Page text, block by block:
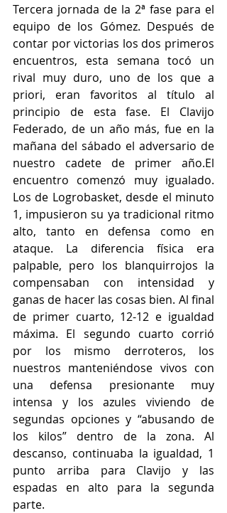
Tercera jornada de la 2ª fase para el
equipo de los Gómez. Después de
contar por victorias los dos primeros
encuentros, esta semana tocó un
rival muy duro, uno de los que a
priori, eran favoritos al título al
principio de esta fase. El Clavijo
Federado, de un año más, fue en la
mañana del sábado el adversario de
nuestro cadete de primer año.El
encuentro comenzó muy igualado.
Los de Logrobasket, desde el minuto
1, impusieron su ya tradicional ritmo
alto, tanto en defensa como en
ataque. La diferencia física era
palpable, pero los blanquirrojos la
compensaban con intensidad y
ganas de hacer las cosas bien. Al final
de primer cuarto, 12-12 e igualdad
máxima. El segundo cuarto corrió
por los mismo derroteros, los
nuestros manteniéndose vivos con
una defensa presionante muy
intensa y los azules viviendo de
segundas opciones y “abusando de
los kilos” dentro de la zona. Al
descanso, continuaba la igualdad, 1
punto arriba para Clavijo y las
espadas en alto para la segunda
parte.